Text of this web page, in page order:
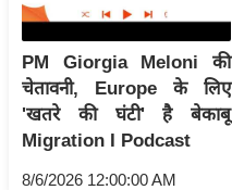
शि
प
रा
ज
नी
ति
PM Giorgia Meloni की
चेतावनी, Europe के लिए
'खतरे की घंटी' है बेकाबू
Migration I Podcast
8/6/2026 12:00:00 AM